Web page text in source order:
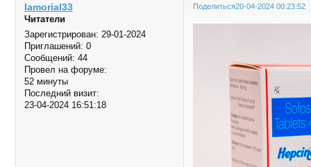
Поделиться20-04-2024 00:23:52
Iamorial33
Читатели
Зарегистрирован: 29-01-2024
Приглашений: 0
Сообщений: 44
Провел на форуме:
52 минуты
Последний визит:
23-04-2024 16:51:18